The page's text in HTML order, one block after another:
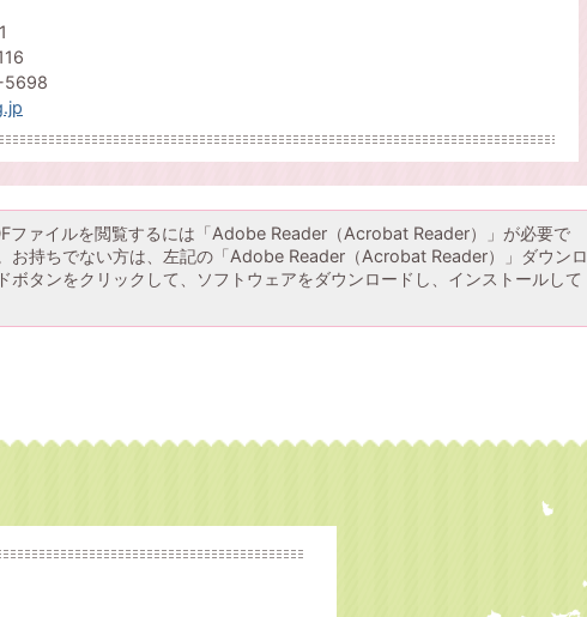
5698
ファイルを閲覧するには「Adobe Reader（Acrobat Reader）」が必要で
お持ちでない方は、左記の「Adobe Reader（Acrobat Reader）」ダウンロ
ボタンをクリックして、ソフトウェアをダウンロードし、インストールして